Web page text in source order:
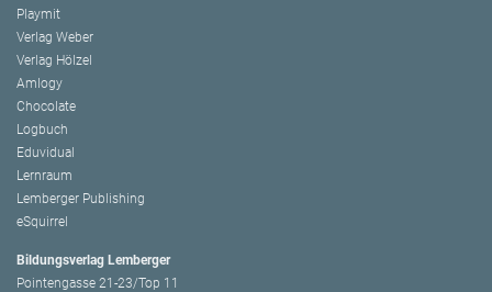
Playmit
Verlag Weber
Verlag Hölzel
Amlogy
Chocolate
Logbuch
Eduvidual
Lernraum
Lemberger Publishing
eSquirrel
Bildungsverlag Lemberger
Pointengasse 21-23/Top 11